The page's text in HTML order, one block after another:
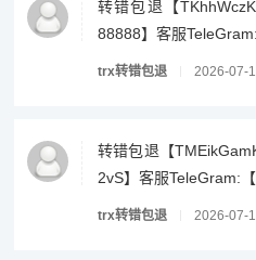
转错包退【
88888】客服
trx转错包退 2026-07-
转错包退【
2vS】客服TeleGram:【
trx转错包退 2026-07-